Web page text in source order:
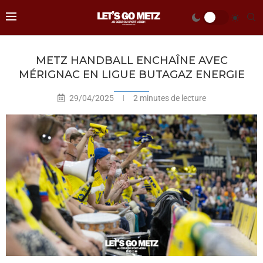
METZ HANDBALL ENCHAÎNE AVEC
MÉRIGNAC EN LIGUE BUTAGAZ ENERGIE
29/04/2025 2 minutes de lecture